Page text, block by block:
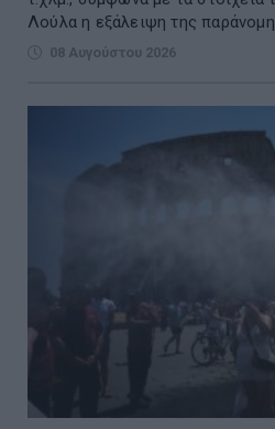
Λούλα η εξάλειψη της
08 Αυγούστου 2026